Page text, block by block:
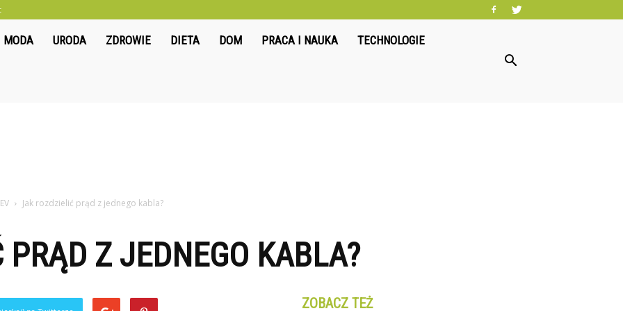
Oliwkowo.pl
MODA URODA ZDROWIE DIETA DOM PRACA I NAUKA TECHNOLOGIE
Jak rozdzielić prąd z jednego kabla?
Z JEDNEGO KABLA?
ZOBACZ TEŻ